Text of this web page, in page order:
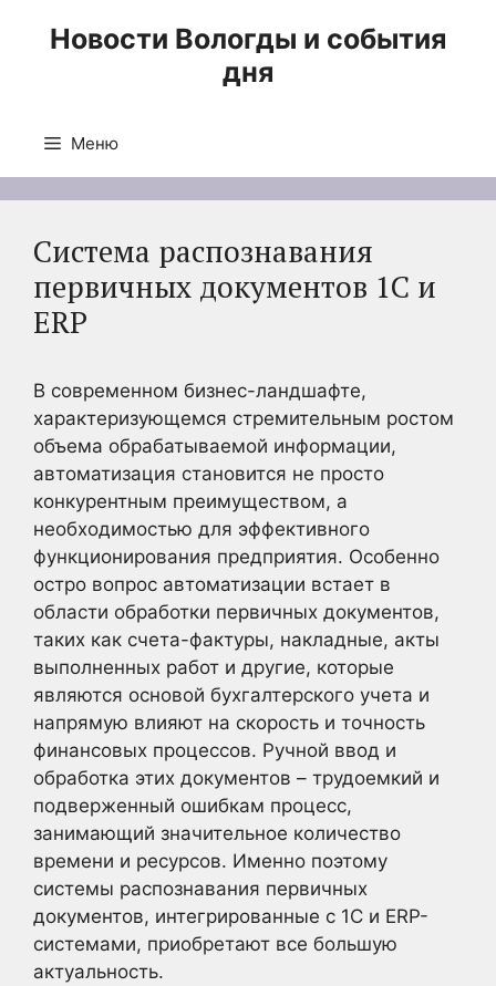
Новости Вологды и события
дня
Меню
Система распознавания
первичных документов 1С и
ERP
В современном бизнес-ландшафте,
характеризующемся стремительным ростом
объема обрабатываемой информации,
автоматизация становится не просто
конкурентным преимуществом, а
необходимостью для эффективного
функционирования предприятия. Особенно
остро вопрос автоматизации встает в
области обработки первичных документов,
таких как счета-фактуры, накладные, акты
выполненных работ и другие, которые
являются основой бухгалтерского учета и
напрямую влияют на скорость и точность
финансовых процессов. Ручной ввод и
обработка этих документов – трудоемкий и
подверженный ошибкам процесс,
занимающий значительное количество
времени и ресурсов. Именно поэтому
системы распознавания первичных
документов, интегрированные с 1С и ERP-
системами, приобретают все большую
актуальность.